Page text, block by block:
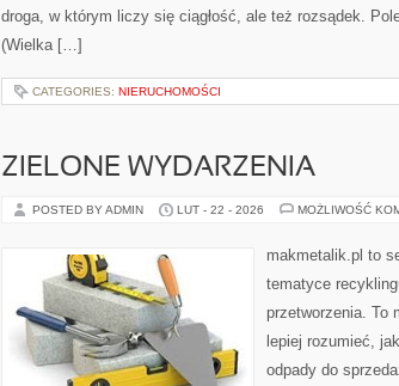
droga, w którym liczy się ciągłość, ale też rozsądek.
(Wielka […]
CATEGORIES: NIERUCHOMOŚCI
ZIELONE WYDARZENIA
POSTED BY ADMIN LUT - 22 - 2026 MOŻLIWOŚĆ
makmetalik.pl to
tematyce
przetworzenia. To
lepiej rozumieć,
odpady do